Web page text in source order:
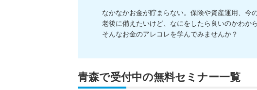
なかなかお金が貯まらない。保険や資産運用、今
老後に備えたいけど、なにをしたら良いのかわから
そんなお金のアレコレを学んでみませんか？
青森で受付中の無料セミナー一覧